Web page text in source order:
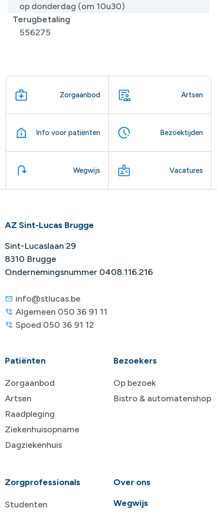
op donderdag (om 10u30)
Terugbetaling
556275
Zorgaanbod Artsen
Info voor patiënten Bezoektijden
Wegwijs Vacatures
AZ Sint-Lucas Brugge
Sint-Lucaslaan 29
8310 Brugge
Ondernemingsnummer 0408.116.216
info@stlucas.be
Algemeen 050 36 91 11
Spoed 050 36 91 12
Patiënten
Zorgaanbod
Artsen
Raadpleging
Ziekenhuisopname
Dagziekenhuis
Bezoekers
Op bezoek
Bistro & automatenshop
Zorgprofessionals
Studenten
Over ons
Wegwijs